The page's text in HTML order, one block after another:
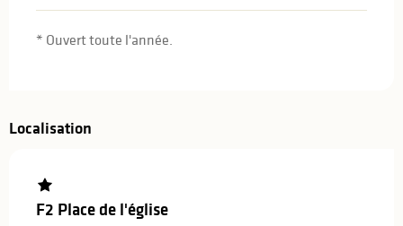
* Ouvert toute l'année.
Localisation
F2 Place de l'église